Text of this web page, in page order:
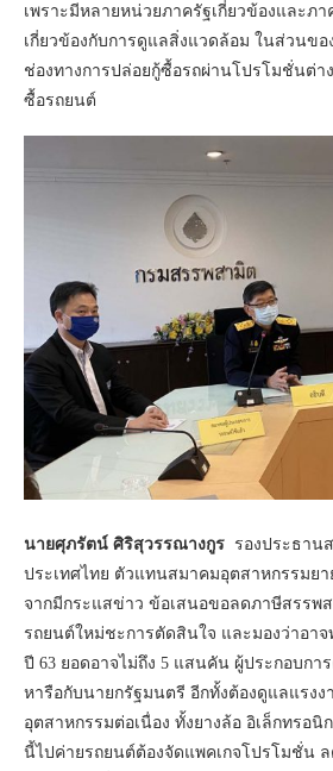
เพราะมีหลายหน่วยภาครัฐเกี่ยวข้องและภ
เกี่ยวข้องกับการดูแลสิ่งแวดล้อม ในส่วนข
ช่องทางการปล่อยกู้ซื้อรถผ่านโปรโมชั่นต่า
ซื้อรถยนต์
นายศุภรัตน์ ศิริสุวรรณางกูร รองประธาน
ประเทศไทย ตัวแทนสมาคมอุตสาหกรรมยา
จากมีกระแสข่าว ข้อเสนอขอลดภาษีสรรพ
รถยนต์ใหม่ชะการตัดสินใจ และมองว่าอา
ปี 63 ยอดอาจไม่ถึง 5 แสนคัน ผู้ประกอบกา
หารือกับนายกรัฐมนตรี อีกทั้งต้องดูแลแรง
อุตสาหกรรมต่อเนื่อง ทั้งยางล้อ อิเล็กทรอ
นี้ไปค่ายรถยนต์ต้องจัดแพคเกจโปรโมชั่น